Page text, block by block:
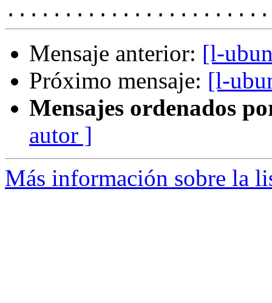
Mensaje anterior: [l-
Próximo mensaje: [l-
Mensajes ordenados
autor ]
Más información sobre la